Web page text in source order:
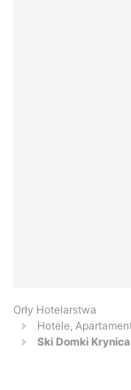
Orły Hotelarstwa
Hotele,
Ski Domki